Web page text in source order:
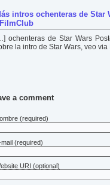
intros ochenteras de Star
FilmClub
ochenteras de Star Wars
la intro de Star Wars, veo
a comment
(required)
mail (required)
URI (optional)